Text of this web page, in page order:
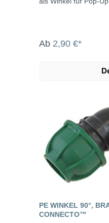
Ab 2,90 €*
PE WINKEL 90°,
CONNECTO™